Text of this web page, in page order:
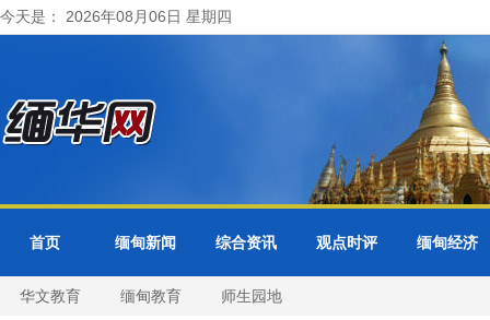
今天是： 2026年08月06日 星期四
首页 缅甸新闻 综合资讯 观点时评 缅甸经济
华文教育 缅甸教育 师生园地